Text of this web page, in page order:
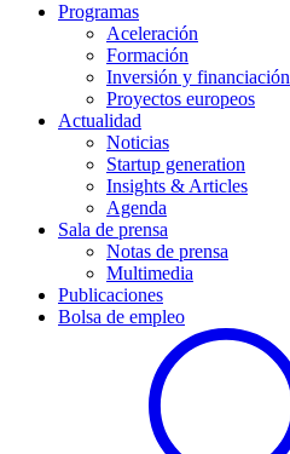
Programas
Aceleración
Formación
Inversión y financiación
Proyectos europeos
Actualidad
Noticias
Startup generation
Insights & Articles
Agenda
Sala de prensa
Notas de prensa
Multimedia
Publicaciones
Bolsa de empleo